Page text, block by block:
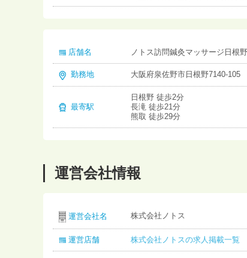
店舗名 ノトス訪問鍼灸マッサージ日根
勤務地 大阪府泉佐野市日根野7140-105
最寄駅
日根野 徒歩2分
長滝 徒歩21分
熊取 徒歩29分
運営会社情報
運営会社名 株式会社ノトス
運営店舗 株式会社ノトスの求人掲載一覧